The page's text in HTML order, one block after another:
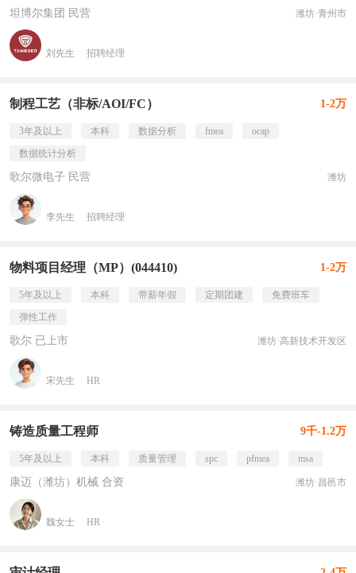
坦博尔集团 民营 潍坊·青州市
刘先生 招聘经理
制程工艺（非标/AOI/FC） 1-2万
3年及以上 本科 数据分析 fmea
ocap
数据统计分析
歌尔微电子 民营 潍坊
李先生 招聘经理
物料项目经理（MP）(044410) 1-2万
5年及以上 本科 带薪年假 定期团建
免费班车
弹性工作
歌尔 已上市 潍坊·高新技术开发区
宋先生 HR
铸造质量工程师 9千-1.2万
5年及以上 本科 质量管理 spc pfmea msa
康迈（潍坊）机械 合资 潍坊·昌邑市
魏女士 HR